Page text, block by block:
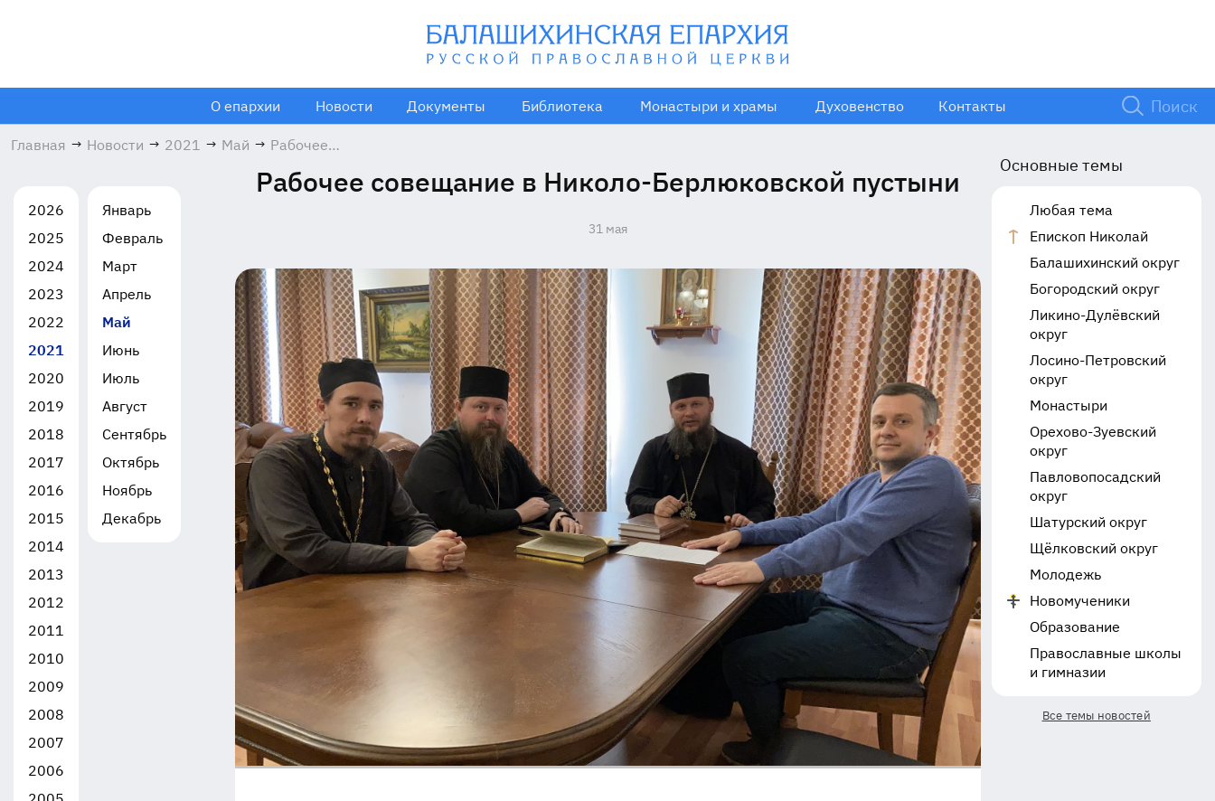
О епархии Новости Документы Библиотека Монастыри и храмы Духовенство Контакты
Главная → Новости → 2021 → Май → Рабочее
Николо-
2026
2025
2024
2023
2022
2021
2020
2019
2018
2017
2016
2015
2014
2013
2012
2011
2010
2009
2008
2007
2006
Январь
Февраль
Март
Апрель
Май
Июнь
Июль
Август
Сентябрь
Октябрь
Ноябрь
Декабрь
Рабочее совещание в Николо-Берлюковской пустыни
31 мая
Основные темы
Любая тема
Епископ Николай
Балашихинский округ
Богородский округ
Ликино-Дулёвский
округ
Лосино-Петровский
округ
Монастыри
Орехово-Зуевский
округ
Павловопосадский
округ
Шатурский округ
Щёлковский округ
Молодежь
Новомученики
Образование
Православные школы
и гимназии
Все темы новостей